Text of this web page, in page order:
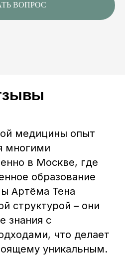
ВОПРОС
медицины опыт
многими
в Москве, где
образование
Артёма Тена
структурой – они
знания с
что делает
уникальным.